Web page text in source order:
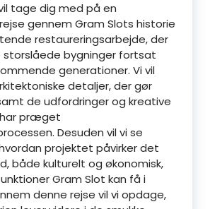
tage dig med på en
gennem Gram Slots historie
restaureringsarbejde, der
storslåede bygninger fortsat
generationer. Vi vil
detaljer, der gør
de udfordringer og kreative
har præget
Desuden vil vi se
projektet påvirker det
både kulturelt og økonomisk,
Gram Slot kan få i
denne rejse vil vi opdage,